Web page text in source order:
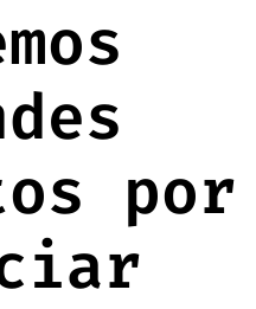
por